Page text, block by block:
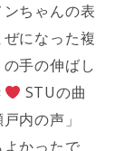
ちゃんの表
になった複
手の伸ばし
STUの曲
内の声」
よかったで